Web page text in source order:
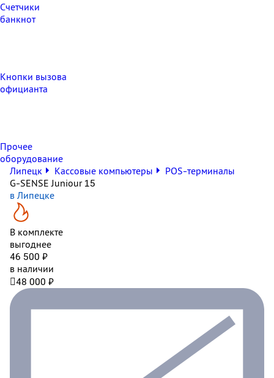
Счетчики
банкнот
Кнопки вызова
официанта
Прочее
оборудование
Липецк
Кассовые компьютеры
POS-терминалы
G-SENSE Juniour 15
в Липецке
В комплекте
выгоднее
46 500 ₽
в наличии
48 000 ₽